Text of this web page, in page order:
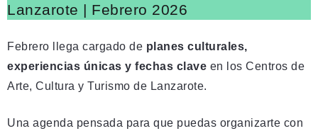
Lanzarote | Febrero 2026
Febrero llega cargado de planes culturales,
experiencias únicas y fechas clave en los Centros de
Arte, Cultura y Turismo de Lanzarote.
Una agenda pensada para que puedas organizarte con